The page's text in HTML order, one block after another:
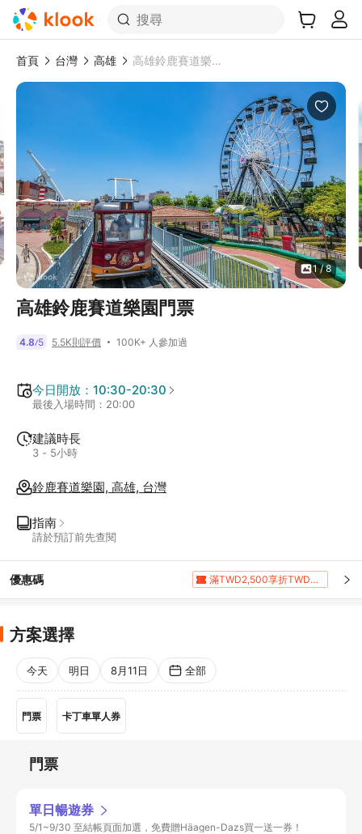
搜尋
首頁 台灣 高雄 高雄鈴鹿賽道樂園門票
1 / 8
高雄鈴鹿賽道樂園門票
4.8/5 5.5K則評價 100K+ 人參加過
今日開放：10:30-20:30
最後入場時間：20:00
建議時長
3 - 5小時
鈴鹿賽道樂園, 高雄, 台灣
指南
請於預訂前先查閱
優惠碼
滿TWD2,500享折TWD400
滿TWD2,000享折TWD200
方案選擇
今天 明日 8月11日 全部
門票 卡丁車單人券
門票
單日暢遊券
5/1~9/30 至結帳頁面加選，免費贈Häagen-Dazs買一送一券！